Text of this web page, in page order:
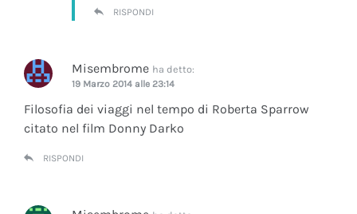
RISPONDI
Misembrome ha detto:
19 Marzo 2014 alle 23:14
Filosofia dei viaggi nel tempo di Roberta Sparrow
citato nel film Donny Darko
RISPONDI